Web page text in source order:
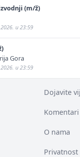
(m/ž)
u 23:59
Gora
u 23:59
Dojavite
Komentari
O nama
Privatnost